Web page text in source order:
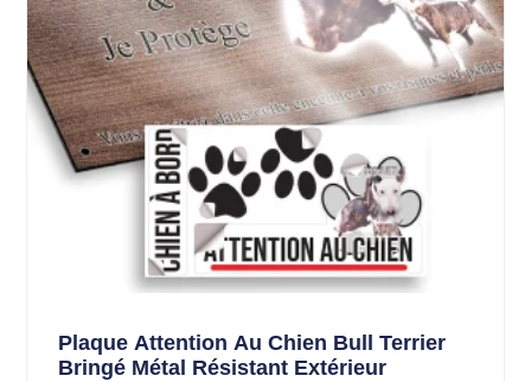
Plaque Attention Au Chien Bull Terrier
Bringé Métal Résistant Extérieur